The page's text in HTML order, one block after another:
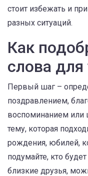
стоит избежать и
разных ситуаций.
Как
слова для
Первый шаг –
поздравлением,
воспоминанием или
тему, которая
рождения, юбилей,
подумайте, кто
близкие друзья,